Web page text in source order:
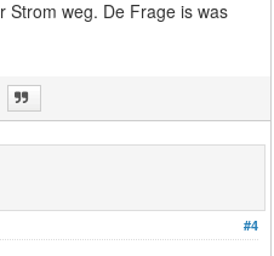
Strom weg. De Frage is was
#4